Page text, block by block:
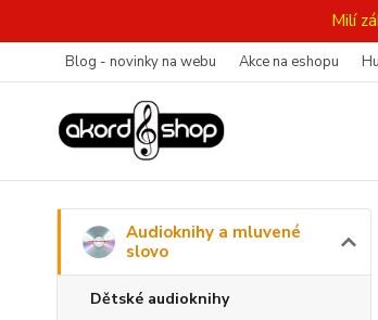
Milí
Blog - novinky na webu Akce na eshopu
Audioknihy a mluvené
slovo
Dětské audioknihy